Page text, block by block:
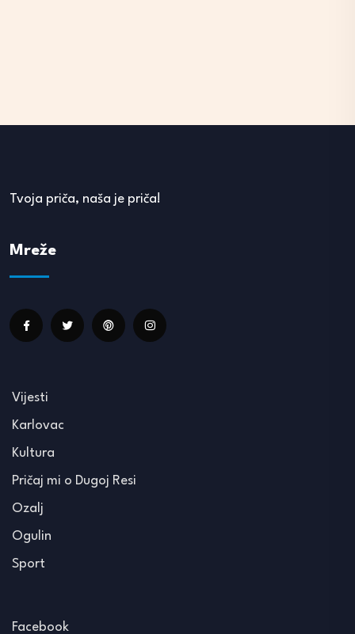
Tvoja priča, naša je priča!
Mreže
Vijesti
Karlovac
Kultura
Pričaj mi o Dugoj Resi
Ozalj
Ogulin
Sport
Facebook